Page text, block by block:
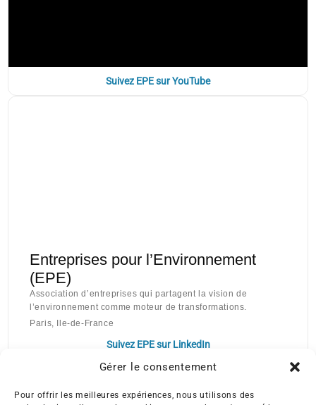
Gérer le consentement
Pour offrir les meilleures expériences, nous utilisons des
Suivez EPE sur YouTube
Entreprises pour l’Environnement
(EPE)
Association d’entreprises qui partagent la vision de
l’environnement comme moteur de transformations.
Paris, Ile-de-France
Suivez EPE sur LinkedIn